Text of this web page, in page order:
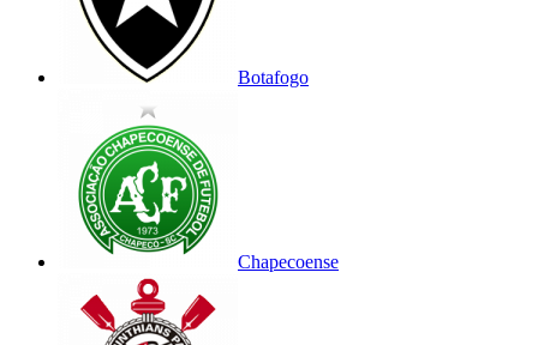
Botafogo
Chapecoense